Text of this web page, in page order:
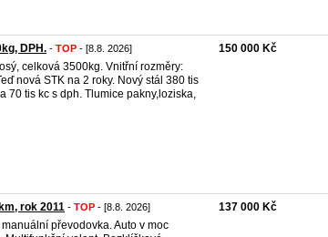
DPH. - TOP - [8.8. 2026]
celková 3500kg. Vnitřní rozměry:
nová STK na 2 roky. Nový stál 380 tis
70 tis kc s dph. Tlumice pakny,loziska,
150 000 Kč
rok 2011 - TOP - [8.8. 2026]
převodovka. Auto v moc
137 000 Kč